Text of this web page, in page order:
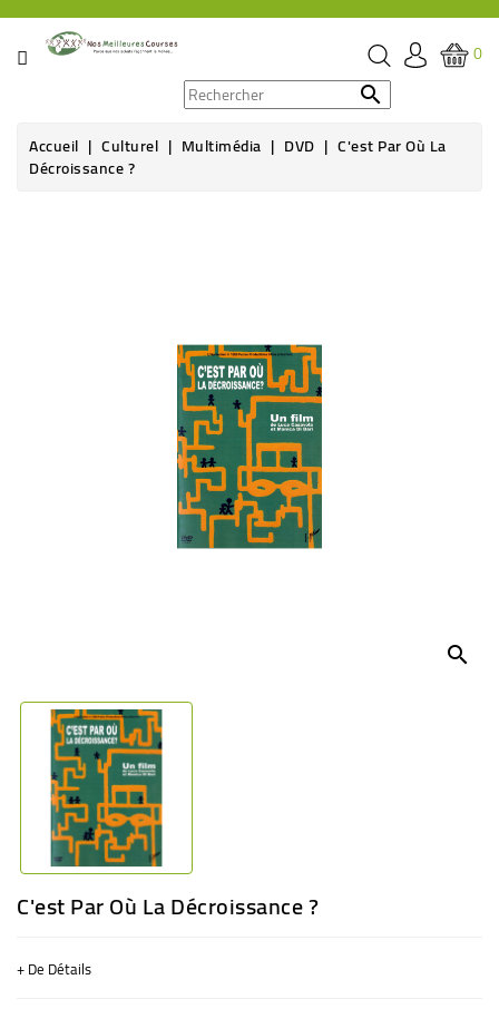
CATÉGORIE
ÉPICERIE
0

Accueil Culturel Multimédia DVD C'est Par Où La
Décroissance ?
search
C'est Par Où La Décroissance ?
+ De Détails